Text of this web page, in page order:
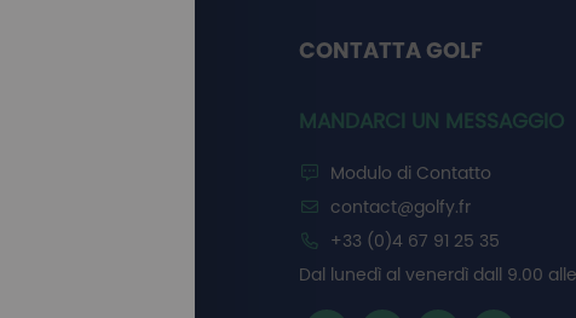
CONTATTA GOLF
MANDARCI UN MESSAGGIO
Modulo di Contatto
contact@golfy.fr
+33 (0)4 67 91 25 35
Dal lunedì al venerdì dall 9.00